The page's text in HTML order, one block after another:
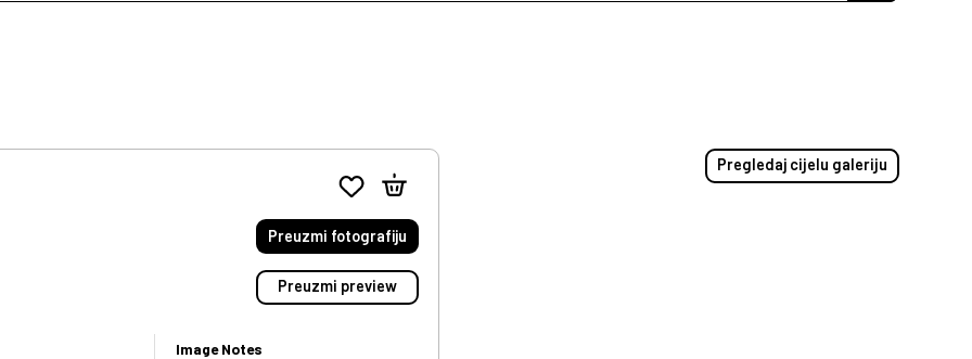
Preuzmi fotografiju
Preuzmi preview
Image Notes
Pregledaj cijelu galeriju